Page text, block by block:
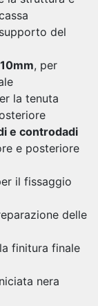
del
, per
la tenuta
e controdadi
e posteriore
il fissaggio
delle
finitura finale
nera